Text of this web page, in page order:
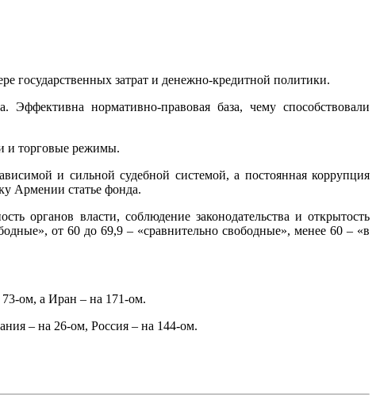
государственных затрат и денежно-кредитной политики.
нормативно-правовая база, чему способствовали
и торговые режимы.
и сильной судебной системой, а постоянная коррупция
Армении статье фонда.
органов власти, соблюдение законодательства и открытость
от 60 до 69,9 – «сравнительно свободные», менее 60 – «в
73-ом, а Иран – на 171-ом.
– на 26-ом, Россия – на 144-ом.